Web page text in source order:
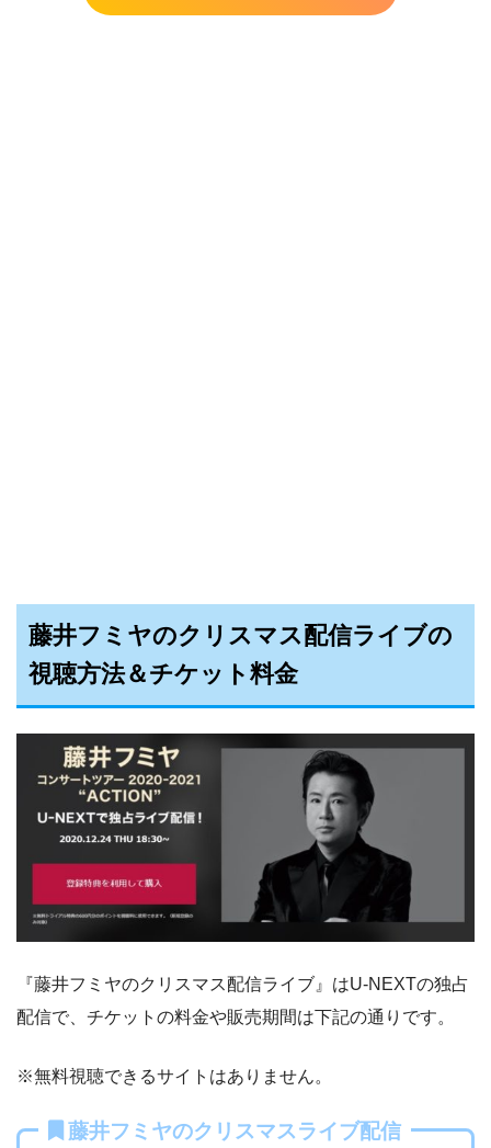
藤井フミヤのクリスマス配信ライブの
視聴方法＆チケット料金
『藤井フミヤのクリスマス配信ライブ』はU-NEXTの独占
配信で、チケットの料金や販売期間は下記の通りです。
※無料視聴できるサイトはありません。
藤井フミヤのクリスマスライブ配信